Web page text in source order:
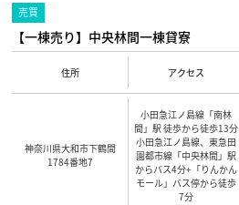
売買
【一棟売り】中央林間一棟貸寮
住所 アクセス
神奈川県大和市下鶴間
1784番地7
小田急江ノ島線「南林
間」駅 徒歩から徒歩13分
小田急江ノ島線、東急田
園都市線「中央林間」駅
からバス4分+「りんかん
モール」バス停から徒歩
7分